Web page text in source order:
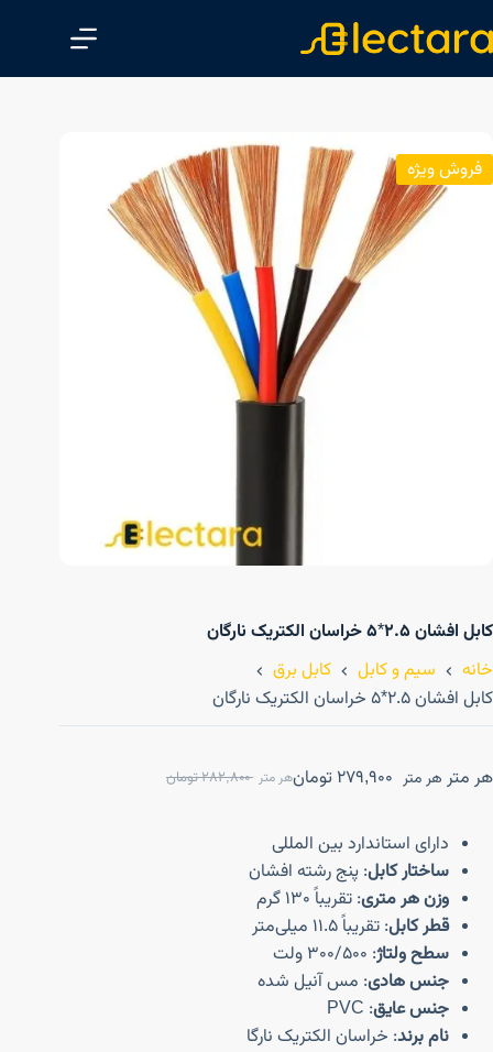
ش
فروش ویژه
کابل افشان ۲.۵*۵ خراسان الکتریک نارگان
خانه
سیم و کابل
کابل برق
کابل افشان ۲.۵*۵ خراسان الکتریک نارگان
هر متر هر متر 282,800تومان هر متر 279,900 تومان
دارای استاندارد بین المللی
ساختار کابل: پنج رشته افشان
وزن هر متری: تقریباً 130 گرم
قطر کابل: تقریباً 11.5 میلی‌متر
سطح ولتاژ: 300/500 ولت
جنس هادی: مس آنیل شده
جنس عایق: PVC
نام برند: خراسان الکتریک نارگا